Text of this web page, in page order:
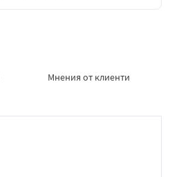
Мнения от клиенти